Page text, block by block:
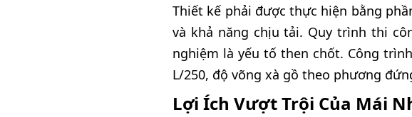
Thiết kế phải được thực hiện bằng
và khả năng chịu tải. Quy trình thi
nghiệm là yếu tố then chốt. Công
L/250, độ võng xà gồ theo phương
Lợi Ích Vượt Trội Của Mái